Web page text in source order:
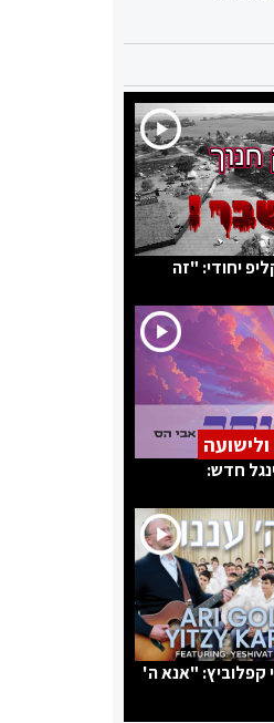
יחודי: "זה
חדש:
קפלוביץ: "אנא ה'